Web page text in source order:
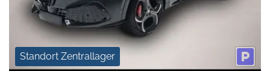
Standort Zentrallager